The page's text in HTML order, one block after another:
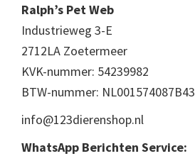
Ralph’s Pet Web
Industrieweg 3-E
2712LA Zoetermeer
KVK-nummer: 54239982
BTW-nummer: NL001574087B43
info@123dierenshop.nl
WhatsApp Berichten Service: